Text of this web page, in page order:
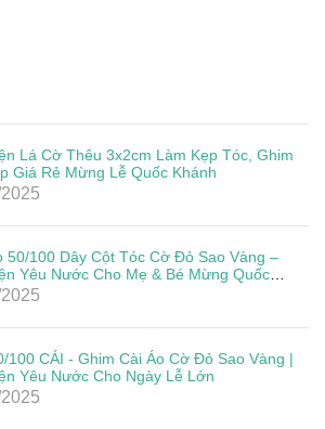
Lá Cờ Thêu 3x2cm Làm Kẹp Tóc, Ghim
Giá Rẻ Mừng Lễ Quốc Khánh
50/100 Dây Cột Tóc Cờ Đỏ Sao Vàng –
Yêu Nước Cho Mẹ & Bé Mừng Quốc
9
100 CÁI - Ghim Cài Áo Cờ Đỏ Sao Vàng |
Yêu Nước Cho Ngày Lễ Lớn